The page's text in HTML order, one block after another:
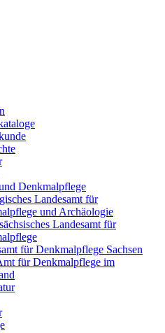
Denkmalpflege
Landesamt für
und Archäologie
Landesamt für
für Denkmalpflege Sachsen
für Denkmalpflege im